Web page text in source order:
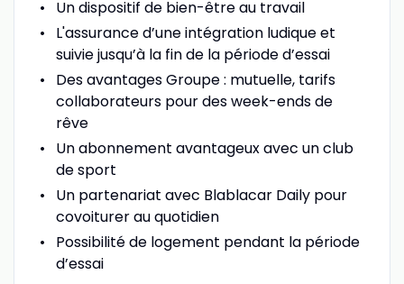
Un dispositif de bien-être au travail
L'assurance d’une intégration ludique et
suivie jusqu’à la fin de la période d’essai
Des avantages Groupe : mutuelle, tarifs
collaborateurs pour des week-ends de
rêve
Un abonnement avantageux avec un club
de sport
Un partenariat avec Blablacar Daily pour
covoiturer au quotidien
Possibilité de logement pendant la période
d’essai